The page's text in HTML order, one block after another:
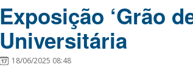
Exposição ‘Grão
Universitária
18/06/2025 08:48